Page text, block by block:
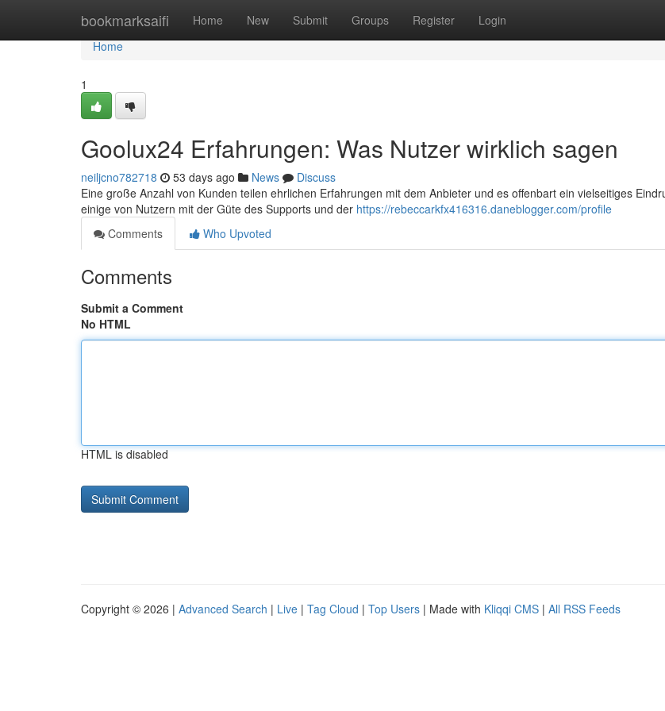
bookmarksaifi Home New Submit Groups Register Login
Home
Home
1
Goolux24 Erfahrungen: Was Nutzer wirklich sagen
neiljcno782718 53 days ago News
Discuss
Eine große Anzahl von Kunden teilen ehrlichen Erfahrungen mit dem Anbieter und es offenbart ein vielseitiges
einige von Nutzern mit der Güte des Supports und der https://rebeccarkfx416316.daneblogger.com/profile
Comments
Who Upvoted
Comments
Submit a Comment
No HTML
HTML is disabled
Copyright © 2026 | Advanced Search | Live | Tag Cloud | Top Users | Made with Kliqqi CMS | All RSS Feeds